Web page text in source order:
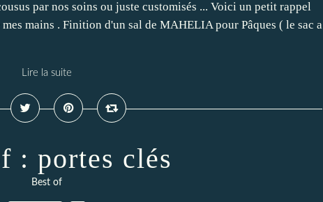
par nos soins ou juste customisés ... Voici un petit rappel
mains . Finition d'un sal de MAHELIA pour Pâques ( le sac a
Lire la suite
: portes clés
Best of